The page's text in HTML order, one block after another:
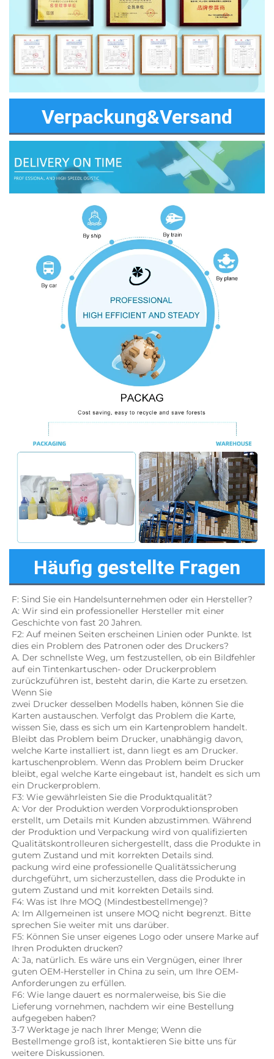
Verpackung&Versand
Häufig gestellte Fragen
F: Sind Sie ein Handelsunternehmen oder ein Hersteller?
A: Wir sind ein professioneller Hersteller mit einer
Geschichte von fast 20 Jahren.
F2: Auf meinen Seiten erscheinen Linien oder Punkte. Ist
dies ein Problem des Patronen oder des Druckers?
A. Der schnellste Weg, um festzustellen, ob ein Bildfehler
auf ein Tintenkartuschen- oder Druckerproblem
zurückzuführen ist, besteht darin, die Karte zu ersetzen.
Wenn Sie
zwei Drucker desselben Modells haben, können Sie die
Karten austauschen. Verfolgt das Problem die Karte,
wissen Sie, dass es sich um ein Kartenproblem handelt.
Bleibt das Problem beim Drucker, unabhängig davon,
welche Karte installiert ist, dann liegt es am Drucker.
kartuschenproblem. Wenn das Problem beim Drucker
bleibt, egal welche Karte eingebaut ist, handelt es sich um
ein Druckerproblem.
F3: Wie gewährleisten Sie die Produktqualität?
A: Vor der Produktion werden Vorproduktionsproben
erstellt, um Details mit Kunden abzustimmen. Während
der Produktion und Verpackung wird von qualifizierten
Qualitätskontrolleuren sichergestellt, dass die Produkte in
gutem Zustand und mit korrekten Details sind.
packung wird eine professionelle Qualitätssicherung
durchgeführt, um sicherzustellen, dass die Produkte in
gutem Zustand und mit korrekten Details sind.
F4: Was ist Ihre MOQ (Mindestbestellmenge)?
A: Im Allgemeinen ist unsere MOQ nicht begrenzt. Bitte
sprechen Sie weiter mit uns darüber.
F5: Können Sie unser eigenes Logo oder unsere Marke auf
Ihren Produkten drucken?
A: Ja, natürlich. Es wäre uns ein Vergnügen, einer Ihrer
guten OEM-Hersteller in China zu sein, um Ihre OEM-
Anforderungen zu erfüllen.
F6: Wie lange dauert es normalerweise, bis Sie die
Lieferung vornehmen, nachdem wir eine Bestellung
aufgegeben haben?
3-7 Werktage je nach Ihrer Menge; Wenn die
Bestellmenge groß ist, kontaktieren Sie bitte uns für
weitere Diskussionen.